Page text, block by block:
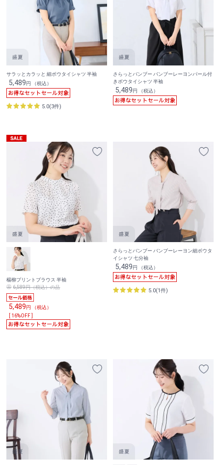
サラッとカラッと 細ボウタイシャツ 半袖
5,489円 （税込）
5.0(3件)
さらっとバンブー バンブーレーヨンパール付
きボウタイシャツ 半袖
5,489円 （税込）
楊柳プリントブラウス 半袖
6,589円（税込）の品
5,489円 （税込）
[ 16%OFF ]
さらっとバンブー バンブーレーヨン細ボウタ
イシャツ 七分袖
5,489円 （税込）
5.0(1件)